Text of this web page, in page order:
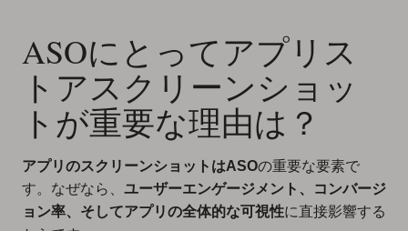
ASOにとってアプリス
トアスクリーンショッ
トが重要な理由は？
アプリのスクリーンショットはASOの重要な要素で
す。なぜなら、 ユーザーエンゲージメント、コンバージ
ョン率、そしてアプリの全体的な可視性に直接影響する